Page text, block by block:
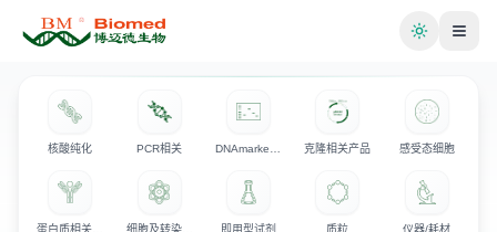
切换主题
核酸纯化 PCR相关 克隆相关产品 感受态细胞
细胞及转染相关试剂 即用型试剂 质粒 仪器/耗材